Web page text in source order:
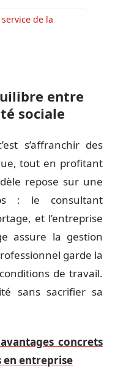
de la
entre
sociale
s’affranchir des
tout en profitant
repose sur une
: le consultant
et l’entreprise
assure la gestion
garde la
de travail.
sans sacrifier sa
concrets
entreprise